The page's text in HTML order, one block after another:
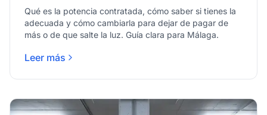
Qué es la potencia contratada, cómo saber si tienes la
adecuada y cómo cambiarla para dejar de pagar de
más o de que salte la luz. Guía clara para Málaga.
Leer más